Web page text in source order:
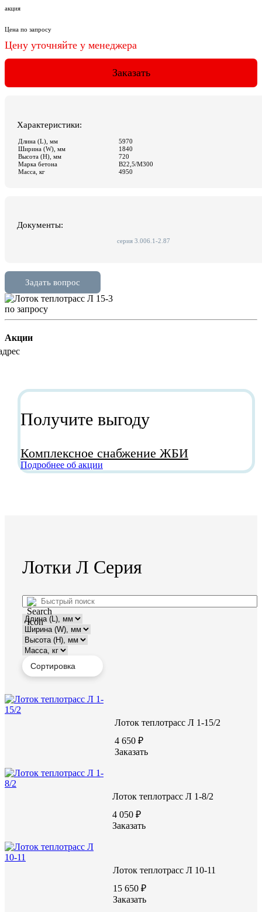
ВИДЕО С ЗАВОДА
по запросу
Акции
Получите выгоду
Комплексное снабжение ЖБИ
Подробнее об акции
Лотки Л Серия
Лоток теплотрасс Л 1-15/2
4 650 ₽
Заказать
Лоток теплотрасс Л 1-8/2
4 050 ₽
Заказать
Лоток теплотрасс Л 10-11
15 650 ₽
Заказать